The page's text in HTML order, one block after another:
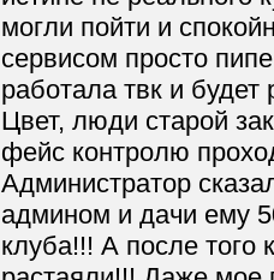
могли пойти и
сервисом просто
работала твк и
Цвет, люди старой
фейс контролю
Администратор
админом и дачи ему
клуба!!! А после того